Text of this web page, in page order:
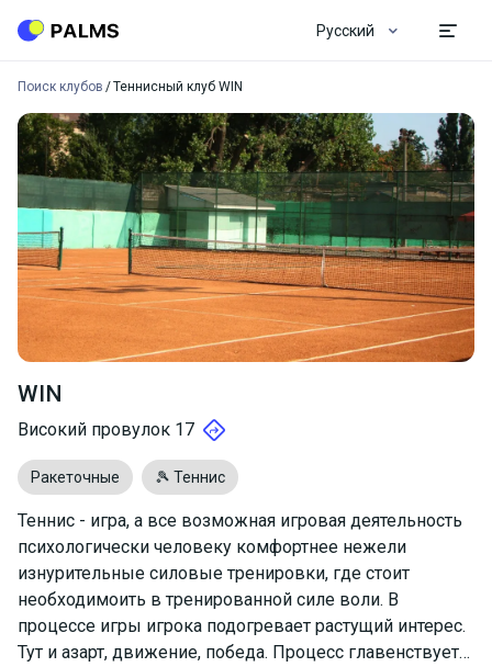
Русский
Поиск клубов Теннисный клуб WIN
WIN
Високий провулок 17
Ракеточные 🎾 Теннис
Теннис - игра, а все возможная игровая деятельность
психологически человеку комфортнее нежели
изнурительные силовые тренировки, где стоит
необходимоить в тренированной силе воли. В
процессе игры игрока подогревает растущий интерес.
Тут и азарт, движение, победа. Процесс главенствует